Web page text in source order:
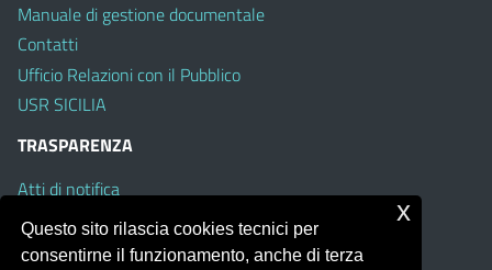
Manuale di gestione documentale
Contatti
Ufficio Relazioni con il Pubblico
USR SICILIA
TRASPARENZA
Atti di notifica
Albo on line
Amministrazione Trasparente
Questo sito rilascia cookies tecnici per
consentirne il funzionamento, anche di terza
x